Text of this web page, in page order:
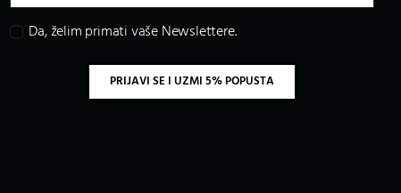
Da, želim primati vaše Newslettere.
PRIJAVI SE I UZMI 5% POPUSTA